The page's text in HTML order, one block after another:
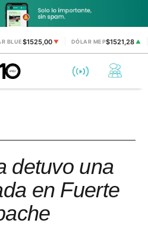
BLUE$1525,00 ▼ DÓLAR MEP$1521,28▲
detuvo una
en Fuerte